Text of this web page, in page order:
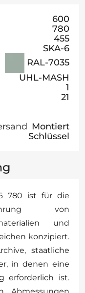
600
780
455
SKA-6
RAL-7035
UHL-MASH
1
21
Montiert
Schlüssel
6 780 ist für die
von
und
konzipiert.
staatliche
in denen eine
erforderlich ist.